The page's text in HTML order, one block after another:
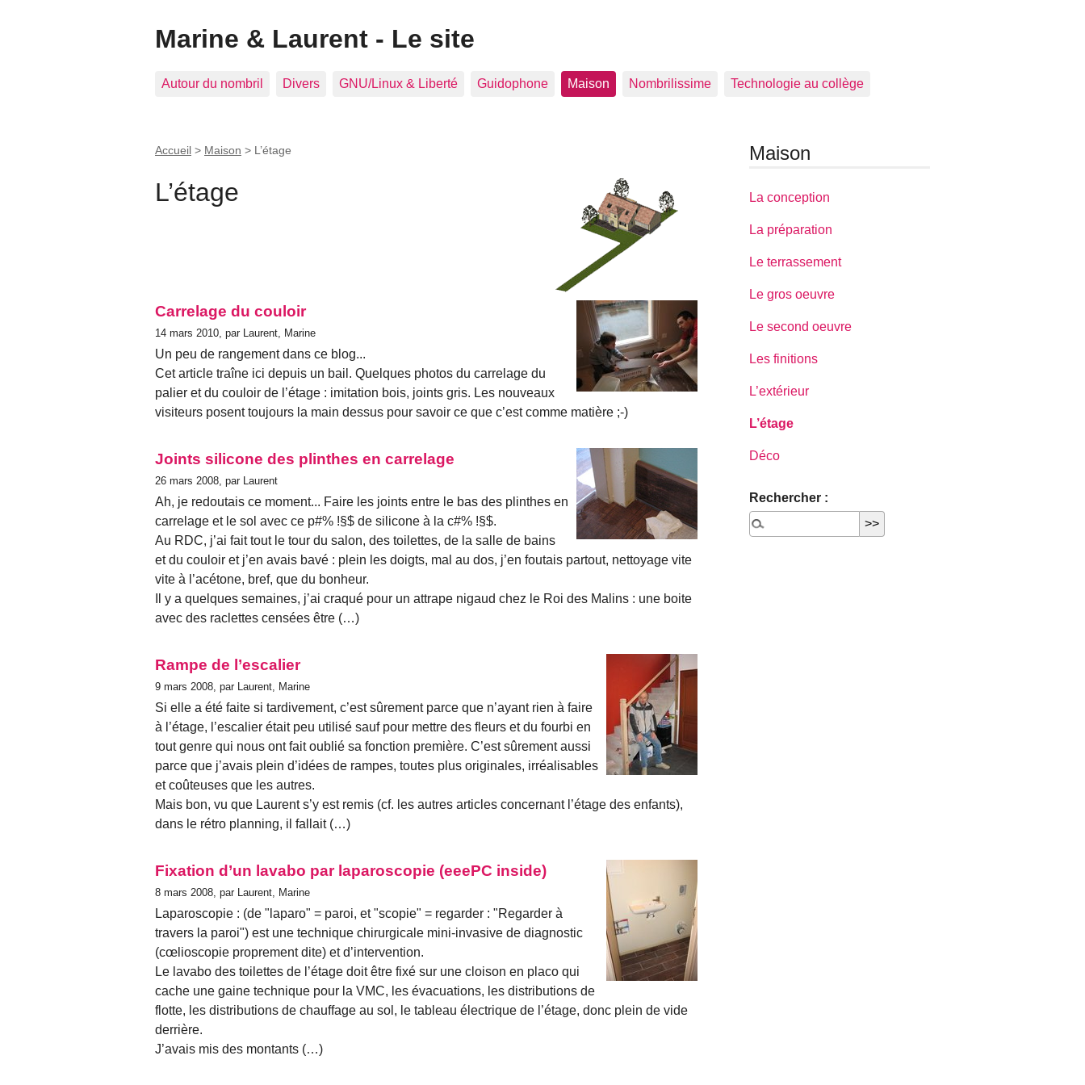
Marine & Laurent - Le site
Autour du nombril Divers GNU/Linux & Liberté Guidophone Maison Nombrilissime Technologie au collège
Accueil > Maison > L’étage
L’étage
Carrelage du couloir
14 mars 2010, par Laurent, Marine
Un peu de rangement dans ce blog...
Cet article traîne ici depuis un bail. Quelques photos du carrelage du
palier et du couloir de l’étage : imitation bois, joints gris. Les nouveaux
visiteurs posent toujours la main dessus pour savoir ce que c’est comme matière ;-)
Joints silicone des plinthes en carrelage
26 mars 2008, par Laurent
Ah, je redoutais ce moment... Faire les joints entre le bas des plinthes en
carrelage et le sol avec ce p#% !§$ de silicone à la c#% !§$.
Au RDC, j’ai fait tout le tour du salon, des toilettes, de la salle de bains
et du couloir et j’en avais bavé : plein les doigts, mal au dos, j’en foutais partout, nettoyage vite
vite à l’acétone, bref, que du bonheur.
Il y a quelques semaines, j’ai craqué pour un attrape nigaud chez le Roi des Malins : une boite
avec des raclettes censées être (…)
Rampe de l’escalier
9 mars 2008, par Laurent, Marine
Si elle a été faite si tardivement, c’est sûrement parce que n’ayant rien à faire
à l’étage, l’escalier était peu utilisé sauf pour mettre des fleurs et du fourbi en
tout genre qui nous ont fait oublié sa fonction première. C’est sûrement aussi
parce que j’avais plein d’idées de rampes, toutes plus originales, irréalisables
et coûteuses que les autres.
Mais bon, vu que Laurent s’y est remis (cf. les autres articles concernant l’étage des enfants),
dans le rétro planning, il fallait (…)
Fixation d’un lavabo par laparoscopie (eeePC inside)
8 mars 2008, par Laurent, Marine
Laparoscopie : (de "laparo" = paroi, et "scopie" = regarder : "Regarder à
travers la paroi") est une technique chirurgicale mini-invasive de diagnostic
(cœlioscopie proprement dite) et d’intervention.
Le lavabo des toilettes de l’étage doit être fixé sur une cloison en placo qui
cache une gaine technique pour la VMC, les évacuations, les distributions de
flotte, les distributions de chauffage au sol, le tableau électrique de l’étage, donc plein de vide
derrière.
J’avais mis des montants (…)
Maison
La conception
La préparation
Le terrassement
Le gros oeuvre
Le second oeuvre
Les finitions
L’extérieur
L’étage
Déco
Rechercher :